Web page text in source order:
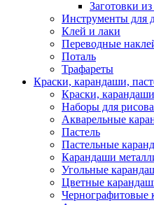
Заготовки
Инструменты для
Клей и лаки
Переводные
Поталь
Трафареты
Краски, карандаши,
Краски,
Наборы для
Акварельные
Пастель
Пастельные
Карандаши
Угольные
Цветные
Чернографитовые